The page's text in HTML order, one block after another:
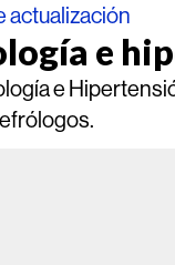
actualización
e
e